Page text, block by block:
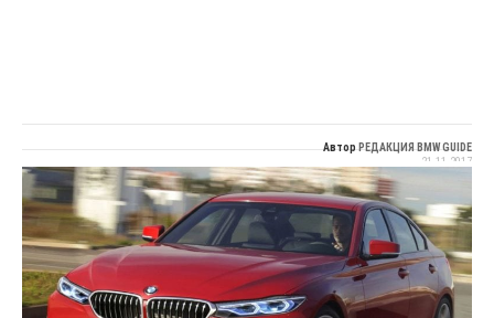
АвторРЕДАКЦИЯ BMW GUIDE
21.11.2017